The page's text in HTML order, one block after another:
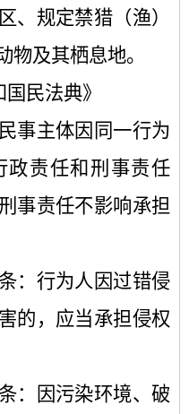
、规定禁猎（渔）
物及其栖息地。
民法典》
事主体因同一行为
政责任和刑事责任
事责任不影响承担
：行为人因过错侵
的，应当承担侵权
：因污染环境、破